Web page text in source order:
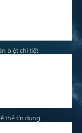
biệt chi tiết
thẻ tín dụng